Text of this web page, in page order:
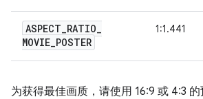
ASPECT_RATIO_
MOVIE_POSTER
1:1.441
为获得最佳画质，请使用 16:9 或 4:3